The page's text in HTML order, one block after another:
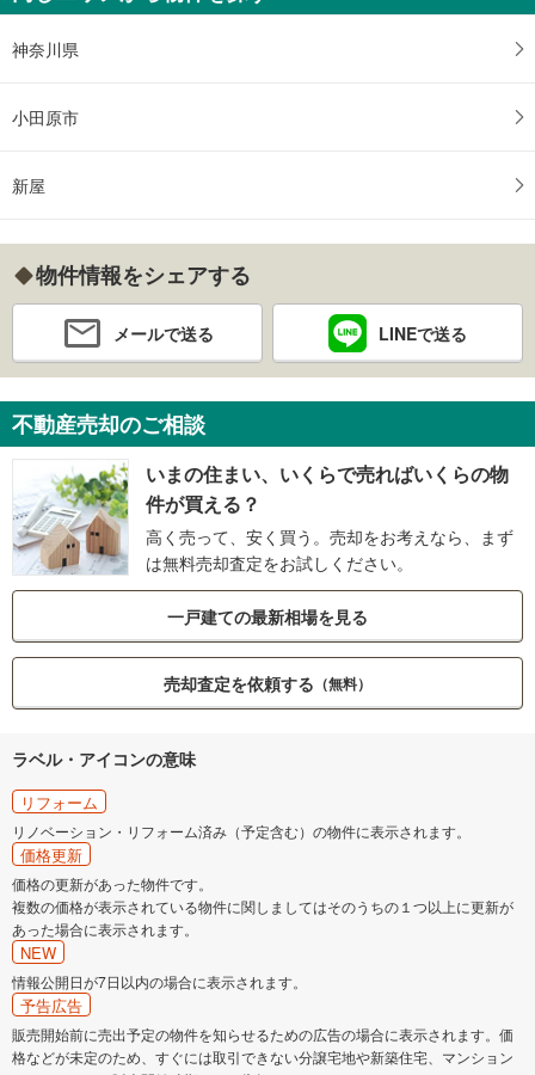
神奈川県
小田原市
新屋
物件情報をシェアする
メールで送る LINEで送る
不動産売却のご相談
いまの住まい、いくらで売ればいくらの物
件が買える？
高く売って、安く買う。売却をお考えなら、まず
は無料売却査定をお試しください。
一戸建ての最新相場を見る
売却査定を依頼する （無料）
ラベル・アイコンの意味
リフォーム
リノベーション・リフォーム済み（予定含む）の物件に表示されます。
価格更新
価格の更新があった物件です。
複数の価格が表示されている物件に関しましてはそのうちの１つ以上に更新が
あった場合に表示されます。
NEW
情報公開日が7日以内の場合に表示されます。
予告広告
販売開始前に売出予定の物件を知らせるための広告の場合に表示されます。価
格などが未定のため、すぐには取引できない分譲宅地や新築住宅、マンション